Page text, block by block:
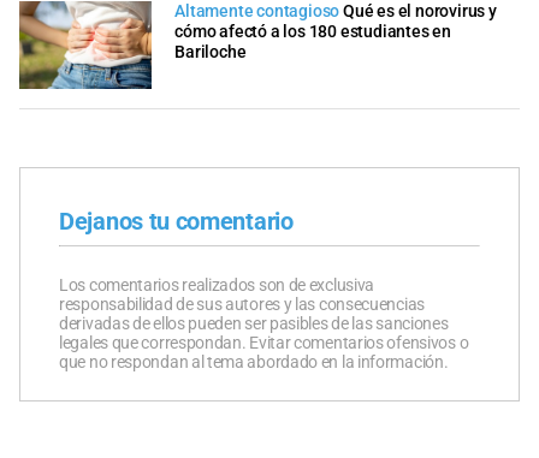
Altamente contagiosoQué es el norovirus y
cómo afectó a los 180 estudiantes en
Bariloche
Dejanos tu comentario
Los comentarios realizados son de exclusiva
responsabilidad de sus autores y las consecuencias
derivadas de ellos pueden ser pasibles de las sanciones
legales que correspondan. Evitar comentarios ofensivos o
que no respondan al tema abordado en la información.